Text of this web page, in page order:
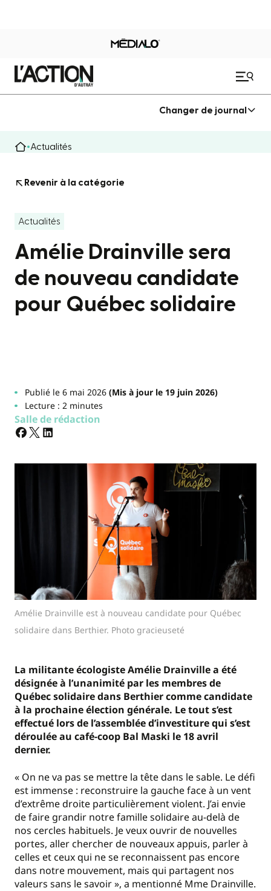
Changer de journal
Actualités
Revenir à la catégorie
Actualités
Amélie Drainville sera
de nouveau candidate
pour Québec solidaire
Publié le 6 mai 2026(Mis à jour le 19 juin 2026)
Lecture : 2 minutes
Salle de rédaction
Amélie Drainville est à nouveau candidate pour Québec
solidaire dans Berthier. Photo gracieuseté
La militante écologiste Amélie Drainville a été
désignée à l’unanimité par les membres de
Québec solidaire dans Berthier comme candidate
à la prochaine élection générale. Le tout s’est
effectué lors de l’assemblée d’investiture qui s’est
déroulée au café-coop Bal Maski le 18 avril
dernier.
« On ne va pas se mettre la tête dans le sable. Le défi
est immense : reconstruire la gauche face à un vent
d’extrême droite particulièrement violent. J’ai envie
de faire grandir notre famille solidaire au-delà de
nos cercles habituels. Je veux ouvrir de nouvelles
portes, aller chercher de nouveaux appuis, parler à
celles et ceux qui ne se reconnaissent pas encore
dans notre mouvement, mais qui partagent nos
valeurs sans le savoir », a mentionné Mme Drainville.